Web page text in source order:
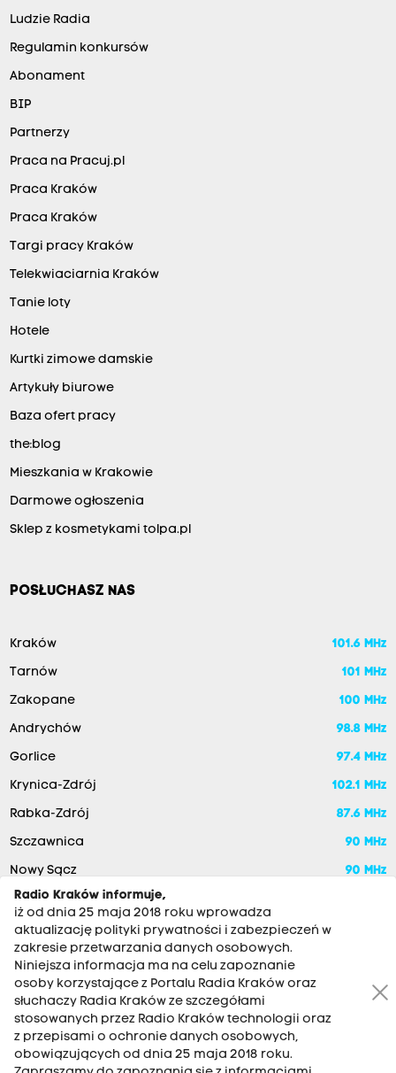
Ludzie Radia
Regulamin konkursów
Abonament
BIP
Partnerzy
Praca na Pracuj.pl
Praca Kraków
Praca Kraków
Targi pracy Kraków
Telekwiaciarnia Kraków
Tanie loty
Hotele
Kurtki zimowe damskie
Artykuły biurowe
Baza ofert pracy
the:blog
Mieszkania w Krakowie
Darmowe ogłoszenia
Sklep z kosmetykami tolpa.pl
POSŁUCHASZ NAS
Kraków 101.6 MHz
Tarnów 101 MHz
Zakopane 100 MHz
Andrychów 98.8 MHz
Gorlice 97.4 MHz
Krynica-Zdrój 102.1 MHz
Rabka-Zdrój 87.6 MHz
Szczawnica 90 MHz
Nowy Sącz 90 MHz
RADIO KRAKÓW SA. Aleja Juliusza Słowackiego 22, 30-007
Kraków
Radio Kraków informuje,
iż od dnia 25 maja 2018 roku wprowadza
aktualizację polityki prywatności i zabezpieczeń w
zakresie przetwarzania danych osobowych.
Niniejsza informacja ma na celu zapoznanie
osoby korzystające z Portalu Radia Kraków oraz
słuchaczy Radia Kraków ze szczegółami
stosowanych przez Radio Kraków technologii oraz
z przepisami o ochronie danych osobowych,
obowiązujących od dnia 25 maja 2018 roku.